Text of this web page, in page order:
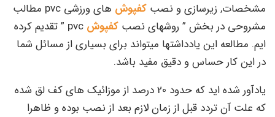
مشخصات, زیرسازی و نصب کفپوش
های ورزشی pvc مطالب
مشروحی در بخش ” روشهای نصب کفپوش
pvc ” تقدیم کرده
ایم. مطالعه این یادداشتها میتواند برای بسیاری از مسائل شما
در این کار حساس و دقیق مفید باشد.
یادآور شده اید که حدود 20 درصد از موزائیک های کف لق شده
که علت آن تردد قبل از زمان لازم بعد از نصب بوده و ظاهرا